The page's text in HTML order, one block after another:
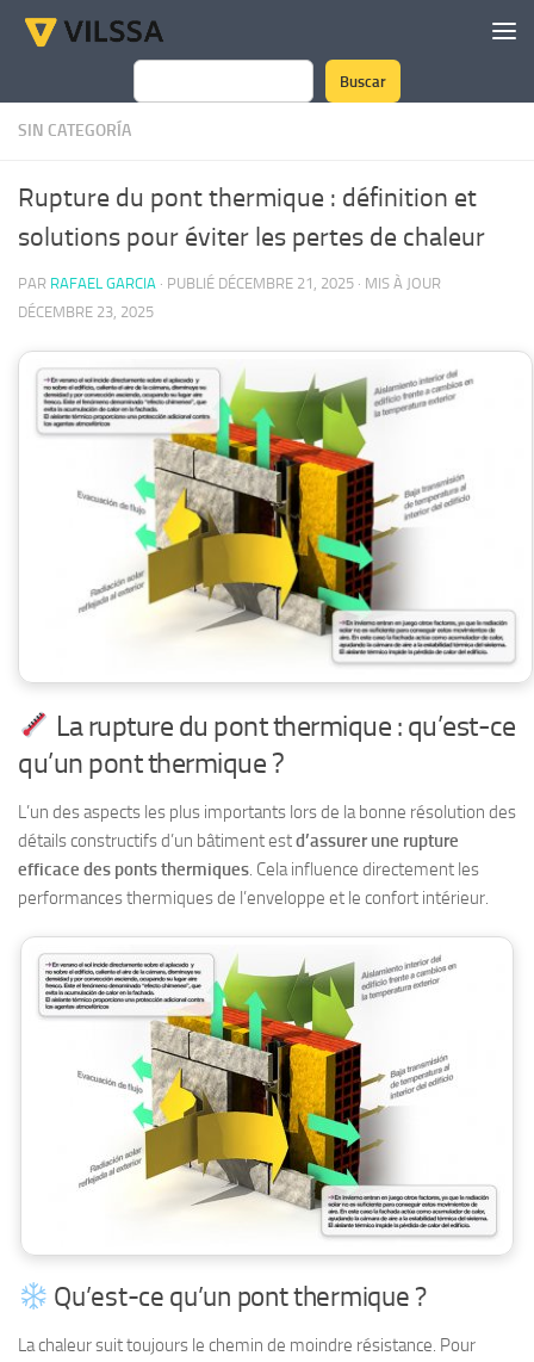
Skip to content
Rechercher
Buscar
SIN CATEGORÍA
Rupture du pont thermique : définition et
solutions pour éviter les pertes de chaleur
PAR RAFAEL GARCIA · PUBLIÉ DÉCEMBRE 21, 2025 · MIS À JOUR
DÉCEMBRE 23, 2025
La rupture du pont thermique : qu’est-ce
qu’un pont thermique ?
L’un des aspects les plus importants lors de la bonne résolution des
détails constructifs d’un bâtiment estd’assurer une rupture
efficace des ponts thermiques. Cela influence directement les
performances thermiques de l’enveloppe et le confort intérieur.
Qu’est-ce qu’un pont thermique ?
La chaleur suit toujours le chemin de moindre résistance. Pour